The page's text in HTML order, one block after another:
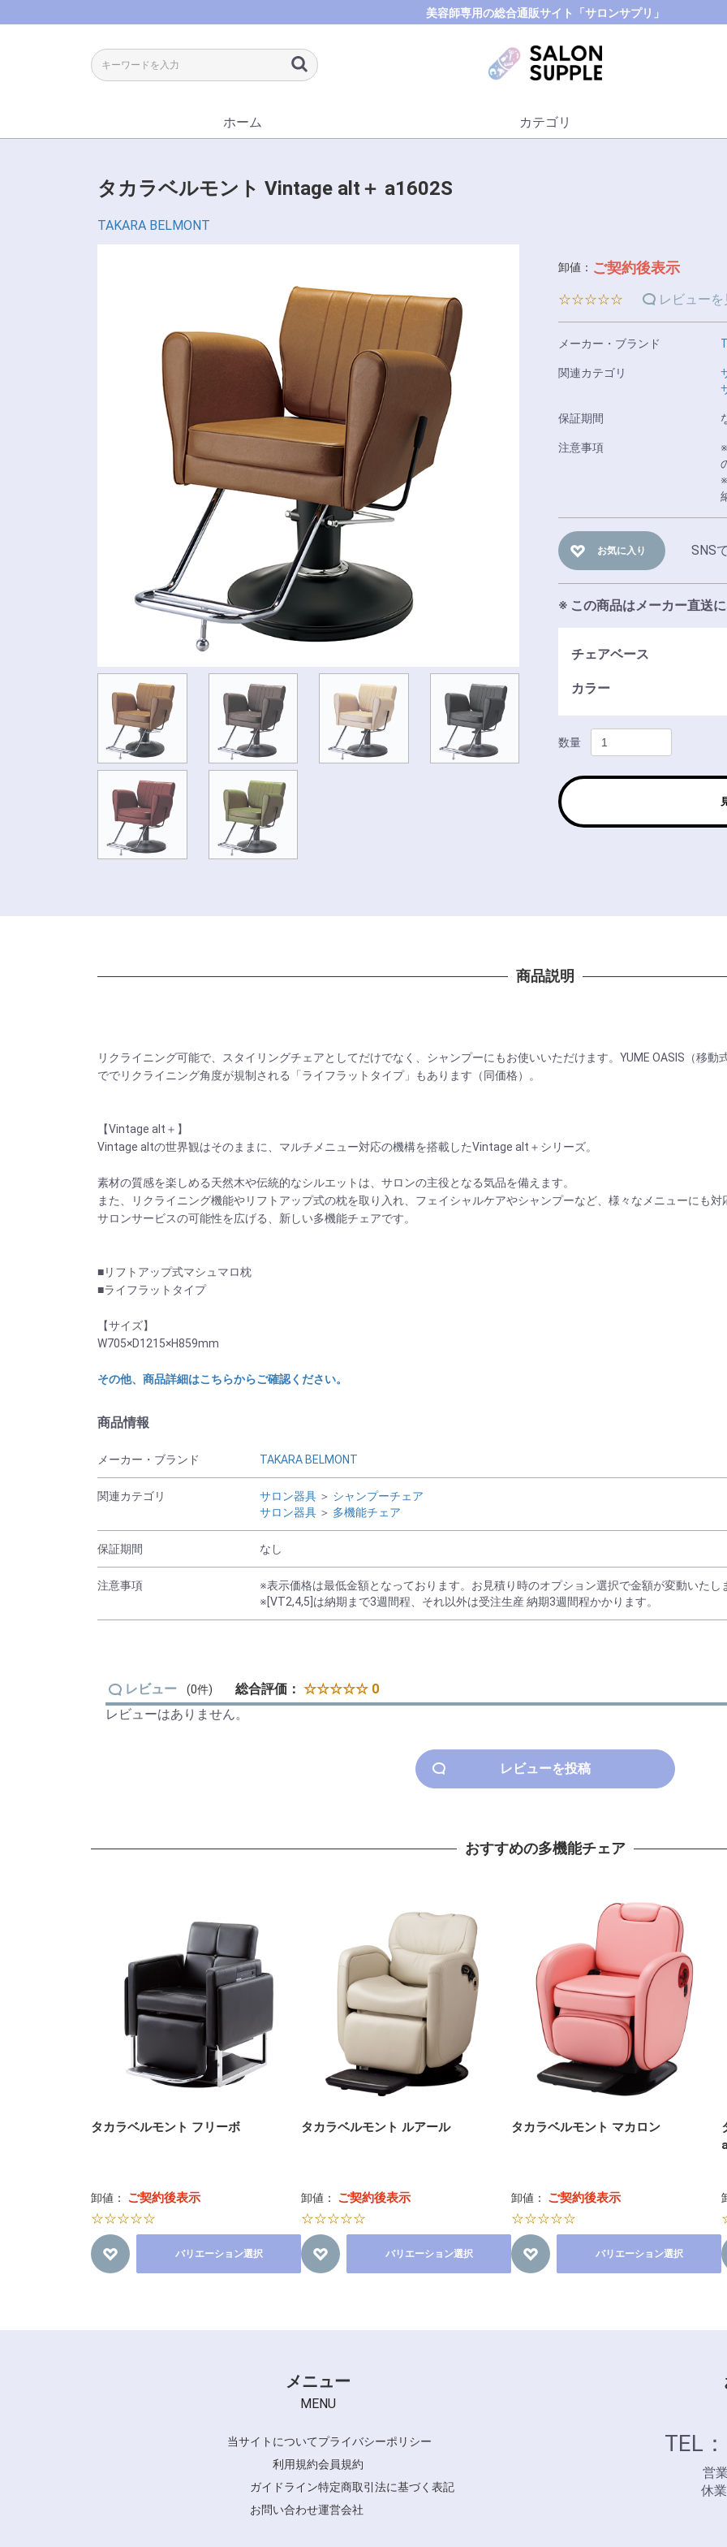
美容師専用の総合通販サイト「サロンサプリ」
ホーム カテゴリ
タカラベルモント Vintage alt＋ a1602S
TAKARA BELMONT
卸値： ご契約後表示
☆☆☆☆☆ レビュー
メーカー・ブランド
関連カテゴリ
保証期間
注意事項
お気に入り SNS
※ この商品はメーカー直送
チェアベース
カラー
数量
商品説明
リクライニング可能で、スタイリングチェアとしてだけでなく、シャンプーにもお使いいただけます。YUME OASIS（移
ででリクライニング角度が規制される「ライフラットタイプ」もあります（同価格）。
【Vintage alt＋】
Vintage altの世界観はそのままに、マルチメニュー対応の機構を搭載したVintage alt＋シリーズ。
素材の質感を楽しめる天然木や伝統的なシルエットは、サロンの主役となる気品を備えます。
また、リクライニング機能やリフトアップ式の枕を取り入れ、フェイシャルケアやシャンプーなど、様々なメニューにも対
サロンサービスの可能性を広げる、新しい多機能チェアです。
■リフトアップ式マシュマロ枕
■ライフラットタイプ
【サイズ】
W705×D1215×H859mm
その他、商品詳細はこちらからご確認ください。
商品情報
メーカー・ブランド TAKARA BELMONT
関連カテゴリ サロン器具 ＞ シャンプーチェア
サロン器具 ＞ 多機能チェア
保証期間 なし
注意事項
※表示価格は最低金額となっております。お見積り時のオプション選択で金額が変動いたし
※[VT2,4,5]は納期まで3週間程、それ以外は受注生産 納期3週間程かかります。
レビュー (0件) 総合評価： ☆☆☆☆☆ 0
レビューはありません。
レビューを投稿
おすすめの多機能チェア
タカラベルモント フリーボ
卸値： ご契約後表示
☆☆☆☆☆
バリエーション選択
タカラベルモント ルアール
卸値： ご契約後表示
☆☆☆☆☆
バリエーション選択
タカラベルモント マカロン
卸値： ご契約後表示
☆☆☆☆☆
バリエーション選択
メニュー
MENU
当サイトについてプライバシーポリシー
利用規約会員規約
ガイドライン特定商取引法に基づく表記
お問い合わせ運営会社
TEL
営
休